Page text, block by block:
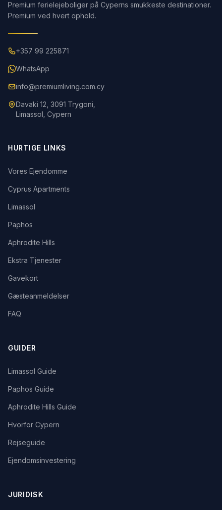
Premium ferielejeboliger på Cyperns smukkeste destinationer.
Premium ved hvert ophold.
+357 99 225871
WhatsApp
info@premiumliving.com.cy
Davaki 12, 3091 Trygoni,
Limassol, Cypern
HURTIGE LINKS
Vores Ejendomme
Cyprus Apartments
Limassol
Paphos
Aphrodite Hills
Ekstra Tjenester
Gavekort
Gæsteanmeldelser
FAQ
GUIDER
Limassol Guide
Paphos Guide
Aphrodite Hills Guide
Hvorfor Cypern
Rejseguide
Ejendomsinvestering
JURIDISK